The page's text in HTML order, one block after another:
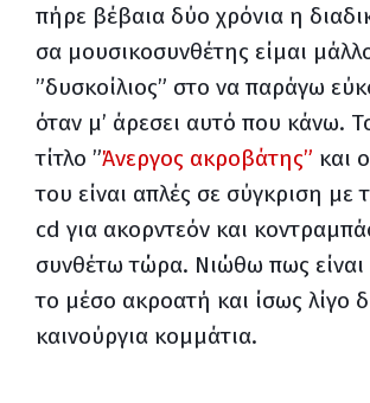
πήρε βέβαια δύο χρόνια η
σα μουσικοσυνθέτης είμαι
”δυσκοίλιος” στο να παράγω
όταν μ’ άρεσει αυτό που κάνω.
τίτλο ”Άνεργος ακροβάτης” και
του είναι απλές σε σύγκριση με
cd για ακορντεόν και
συνθέτω τώρα. Νιώθω πως είναι
το μέσο ακροατή και ίσως λίγο
καινούργια κομμάτια.